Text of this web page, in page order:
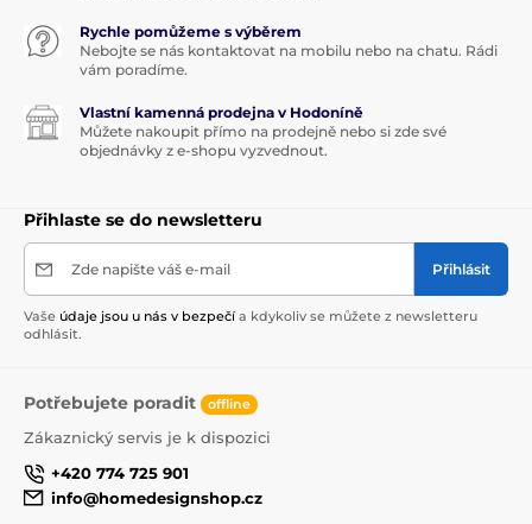
Rychle pomůžeme s výběrem
Nebojte se nás kontaktovat na mobilu nebo na chatu. Rádi
vám poradíme.
Vlastní kamenná prodejna v Hodoníně
Můžete nakoupit přímo na prodejně nebo si zde své
objednávky z e-shopu vyzvednout.
Přihlaste se do newsletteru
Zde napište váš e-mail Přihlásit
Vaše údaje jsou u nás v bezpečí a kdykoliv se můžete z newsletteru
odhlásit.
Potřebujete poradit offline
Zákaznický servis je k dispozici
+420 774 725 901
info@homedesignshop.cz